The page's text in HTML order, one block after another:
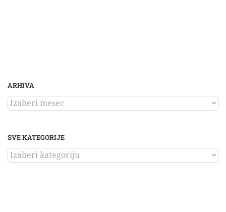
ARHIVA
ARHIVA
SVE KATEGORIJE
SVE
KATEGORIJE